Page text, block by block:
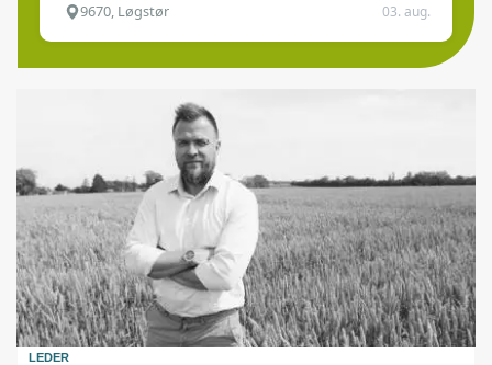
9670, Løgstør 03. aug.
LEDER